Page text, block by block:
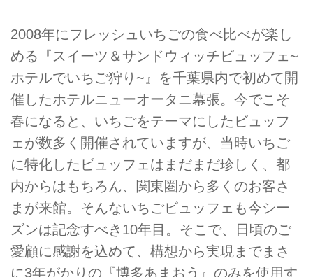
2008年にフレッシュいちごの食べ比べが楽し
める『スイーツ＆サンドウィッチビュッフェ~
ホテルでいちご狩り~』を千葉県内で初めて開
催したホテルニューオータニ幕張。今でこそ
春になると、いちごをテーマにしたビュッフ
ェが数多く開催されていますが、当時いちご
に特化したビュッフェはまだまだ珍しく、都
内からはもちろん、関東圏から多くのお客さ
まが来館。そんないちごビュッフェも今シー
ズンは記念すべき10年目。そこで、日頃のご
愛顧に感謝を込めて、構想から実現までまさ
に3年がかりの『博多あまおう』のみを使用す